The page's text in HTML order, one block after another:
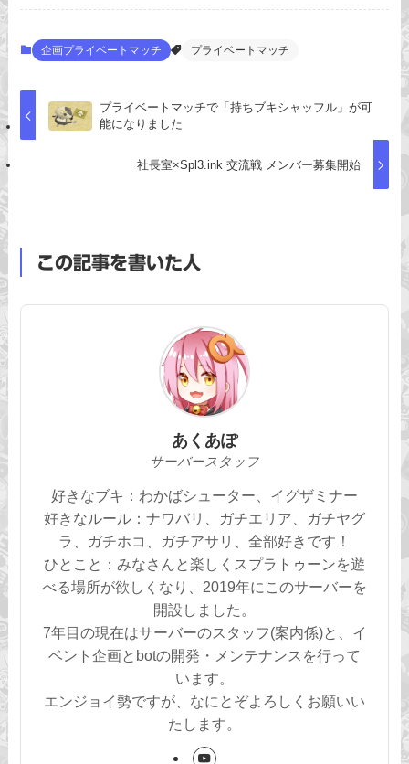
企画プライベートマッチ プライベートマッチ
プライベートマッチで「持ちブキシャッフル」が可
能になりました
社長室×Spl3.ink 交流戦 メンバー募集開始
この記事を書いた人
あくあぽ
サーバースタッフ
好きなブキ：わかばシューター、イグザミナー
好きなルール：ナワバリ、ガチエリア、ガチヤグ
ラ、ガチホコ、ガチアサリ、全部好きです！
ひとこと：みなさんと楽しくスプラトゥーンを遊
べる場所が欲しくなり、2019年にこのサーバーを
開設しました。
7年目の現在はサーバーのスタッフ(案内係)と、イ
ベント企画とbotの開発・メンテナンスを行って
います。
エンジョイ勢ですが、なにとぞよろしくお願いい
たします。